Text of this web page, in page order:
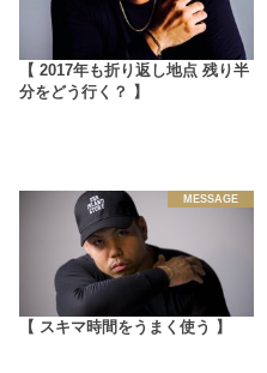
【 2017年も折り返し地点 残り半
分をどう行く？ 】
MESSAGE
【 スキマ時間をうまく使う 】